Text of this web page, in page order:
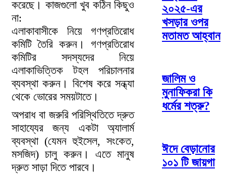
করেছে। কাজগুলো খুব কঠিন কিছুও
না:
এলাকাবাসীকে নিয়ে গণপ্রতিরোধ
কমিটি তৈরি করুন। গণপ্রতিরোধ
কমিটির সদস্যদের নিয়ে
এলাকাভিত্তিক টহল পরিচালনার
ব্যবস্থা করুন। বিশেষ করে সন্ধ্যা
থেকে ভোরের সময়টাতে।
অপরাধ বা জরুরি পরিস্থিতিতে দ্রুত
সাহায্যের জন্য একটা অ্যালার্ম
ব্যবস্থা (যেমন হুইসেল, সংকেত,
মসজিদ) চালু করুন। এতে মানুষ
দ্রুত সাড়া দিতে পারবে।
২০২৫-এর
খসড়ার ওপর
মতামত আহ্বান
জালিম ও
মুনাফিকরা কি
ধর্মের শত্রু?
ঈদে বেড়ানোর
১০১ টি জায়গা